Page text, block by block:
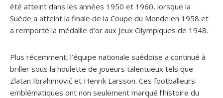
été atteint dans les années 1950 et 1960, lorsque la
Suède a atteint la finale de la Coupe du Monde en 1958 et
a remporté la médaille d’or aux Jeux Olympiques de 1948.
Plus récemment, l’équipe nationale suédoise a continué à
briller sous la houlette de joueurs talentueux tels que
Zlatan Ibrahimović et Henrik Larsson. Ces footballeurs
emblématiques ont non seulement marqué l’histoire du